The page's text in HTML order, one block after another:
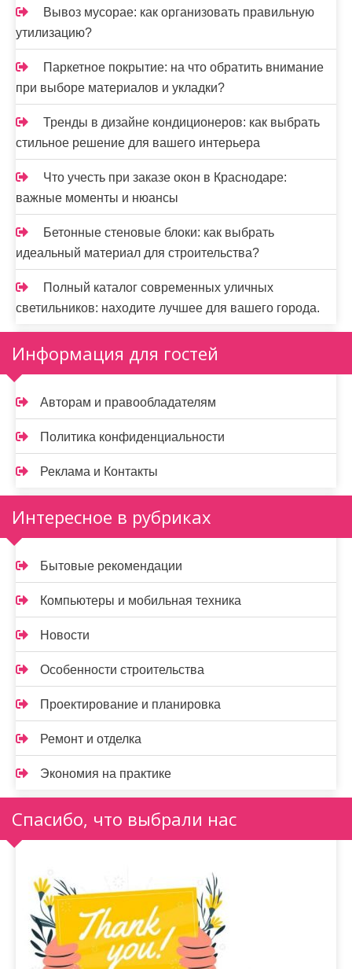
Вывоз мусорае: как организовать правильную
утилизацию?
Паркетное покрытие: на что обратить внимание
при выборе материалов и укладки?
Тренды в дизайне кондиционеров: как выбрать
стильное решение для вашего интерьера
Что учесть при заказе окон в Краснодаре:
важные моменты и нюансы
Бетонные стеновые блоки: как выбрать
идеальный материал для строительства?
Полный каталог современных уличных
светильников: находите лучшее для вашего города.
Информация для гостей
Авторам и правообладателям
Политика конфиденциальности
Реклама и Контакты
Интересное в рубриках
Бытовые рекомендации
Компьютеры и мобильная техника
Новости
Особенности строительства
Проектирование и планировка
Ремонт и отделка
Экономия на практике
Спасибо, что выбрали нас